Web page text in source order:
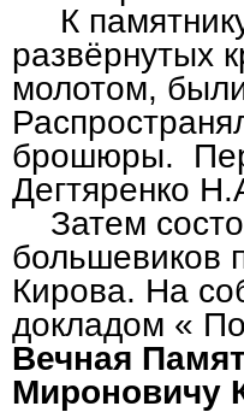
К
развёрнутых
молотом,
брошюры.
Дегтяренко
Затем
большевиков
Кирова. На
докладом «
Вечная
Мироновичу